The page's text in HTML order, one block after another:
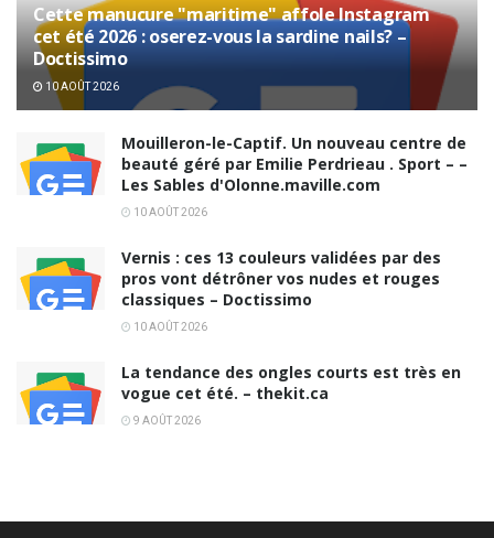
Cette manucure "maritime" affole Instagram
cet été 2026 : oserez-vous la sardine nails? –
Doctissimo
10 AOÛT 2026
Mouilleron-le-Captif. Un nouveau centre de
beauté géré par Emilie Perdrieau . Sport – –
Les Sables d'Olonne.maville.com
10 AOÛT 2026
Vernis : ces 13 couleurs validées par des
pros vont détrôner vos nudes et rouges
classiques – Doctissimo
10 AOÛT 2026
La tendance des ongles courts est très en
vogue cet été. – thekit.ca
9 AOÛT 2026